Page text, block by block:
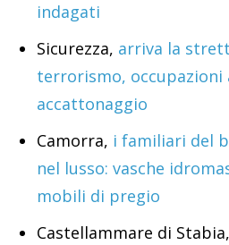
indagati
Sicurezza, arriva la
terrorismo, occupazioni
accattonaggio
Camorra, i familiari del
nel lusso: vasche
mobili di pregio
Castellammare di Stabia,